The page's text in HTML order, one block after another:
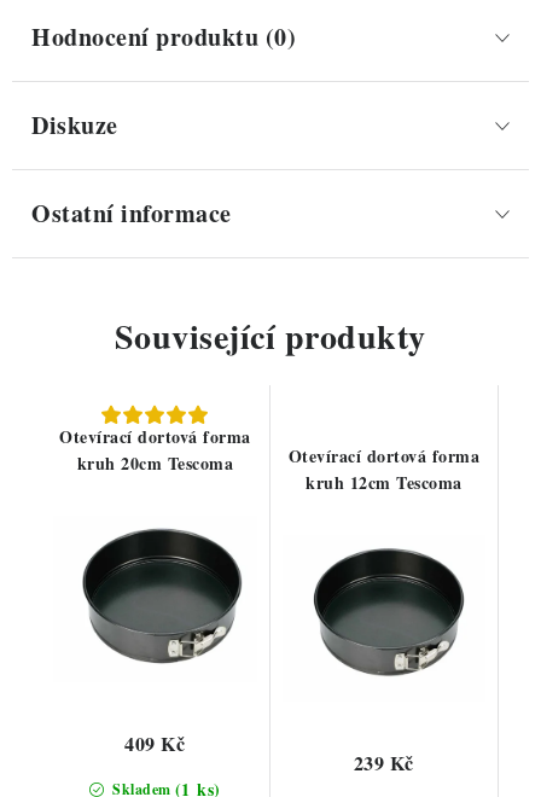
Hodnocení produktu (0)
Diskuze
Ostatní informace
Související produkty
Otevírací dortová forma
kruh 20cm Tescoma
Skladem (1 ks)
409 Kč
Otevírací dortová forma
kruh 12cm Tescoma
239 Kč